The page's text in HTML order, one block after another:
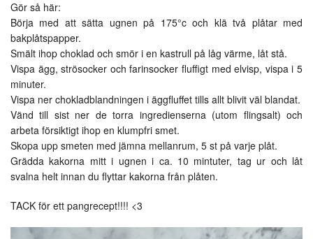
Gör så här:
Börja med att sätta ugnen på 175°c och klä två plåtar med
bakplåtspapper.
Smält ihop choklad och smör i en kastrull på låg värme, låt stå.
Vispa ägg, strösocker och farinsocker fluffigt med elvisp, vispa i 5
minuter.
Vispa ner chokladblandningen i äggfluffet tills allt blivit väl blandat.
Vänd till sist ner de torra ingredienserna (utom flingsalt) och
arbeta försiktigt ihop en klumpfri smet.
Skopa upp smeten med jämna mellanrum, 5 st på varje plåt.
Grädda kakorna mitt i ugnen i ca. 10 mintuter, tag ur och låt
svalna helt innan du flyttar kakorna från plåten.
TACK för ett pangrecept!!!! <3